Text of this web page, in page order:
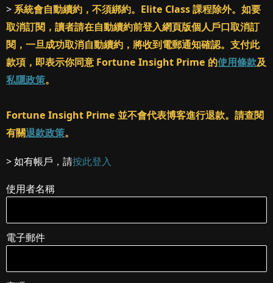
>系統會自動續約，不須綁約。Elite Class 課程除外。如要
取消訂閱，讀者請在自動續約前登入網頁版個人戶口取消訂
閱，一旦成功取消自動續約，將收到電郵通知確認。支付此
款項，即表示你同意 Fortune Insight Prime 的使用條款及
私隱政策。
Fortune Insight Prime 並不會代表博客進行退款。請查閱
有關退款政策。
> 如有帳戶，請按此登入
使用者名稱
電子郵件